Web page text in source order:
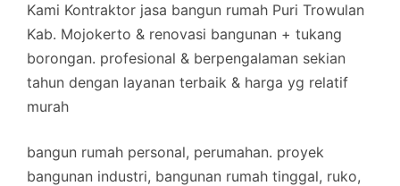
Kami Kontraktor jasa bangun rumah Puri Trowulan
Kab. Mojokerto & renovasi bangunan + tukang
borongan. profesional & berpengalaman sekian
tahun dengan layanan terbaik & harga yg relatif
murah
bangun rumah personal, perumahan. proyek
bangunan industri, bangunan rumah tinggal, ruko,